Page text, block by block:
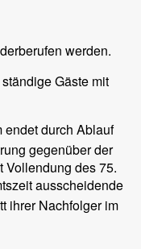
werden.
Gäste mit
endet durch Ablauf
gegenüber der
Vollendung des 75.
ausscheidende
ihrer Nachfolger im